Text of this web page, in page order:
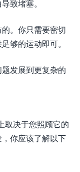
致堵塞。
。你只需要密切
够的运动即可。
发展到更复杂的
取决于您照顾它的
你应该了解以下